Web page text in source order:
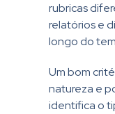
rubricas
relatórios e
longo do
Um bom
natureza e
identifica o